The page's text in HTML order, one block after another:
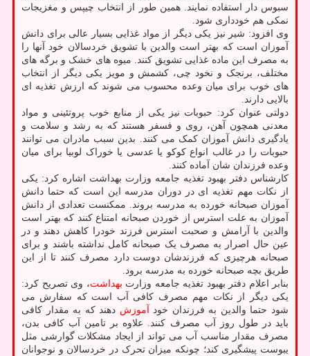
سبوس دار استفاده نمایند. همین طور از انتخاب چیپس و مغزیجات
نمکی هم خودداری شود.
وی افزود: شیر نیز یکی دیگر از مواد غذایی بسیار عالی برای دانش
آموزان است که بهتر است والدین با تشویق خردسالان خود آنها را
به مصرف این ماده غذایی تشویق کنند. میوه های خشک و برگه های
مختلف، برنجک و نخود چی، کشمش و مویز یکی دیگر از انتخاب
های خوب برای میان وعده محسوب می شوند که ارزش تغذیه ای
بالایی دارند.
دولتی عنوان کرد: حبوبات نیز یکی از منابع خوب پروتئینی و مواد
معدنی همچون آهن، روی و فسفر هستند که به رشد و سلامت و
یادگیری دانش آموزان کمک می کنند. بدین سبب مادران می توانند
حبوبات را در غالب انواع کوکو یا عدسی یا خوراک لوبیا برای میان
وعده فرزندان شان آماده کنند.
کارشناس دفتر بهبود تغذیه جامعه وزارت بهداشت اشاره کرد: یکی
از نکات مهم تغذیه ای در دوران مدرسه این است که حتما دانش
آموزان صبحانه خورده به مدرسه بروند. ممکنست تعدادی از دانش
آموزان به علت استرس از خوردن صبحانه امتناع کنند که بهتر است
والدین با آرامش و صحبت استرس فرزند خودرا کاهش دهند و در
عین حال اصرار به مصرف یک صبحانه کامل نداشته باشند و برای
صبحانه هرچیزی که فرزندشان دوست دارد مصرف کنند تا از این
طریق بچه صبحانه خورده به مدرسه برود.
بنابر اعلام دفتر بهبود تغذیه جامعه وزارت بهداشت، وی تصریح کرد:
یکی دیگر از نکات مهم مصرف کافی آب است که سفارش می
شود حتما والدین به فرزندان خود
آموزش دهند که به مقدار کافی
باید در طول روز آب مصرف کنند. علاوه بر تامین آب کافی بدن،
مصرف مقدار مناسب آب می تواند از ایجاد مشکلات گوارشی مثل
یبوست پیشگیری کند؛ چونکه میزان تحرک در خردسالان و نوجوانان